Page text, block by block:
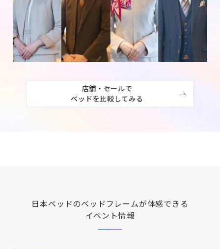
店舗・セールで
ベッドを比較してみる
日本ベッドのベッドフレームが体感できる
イベント情報